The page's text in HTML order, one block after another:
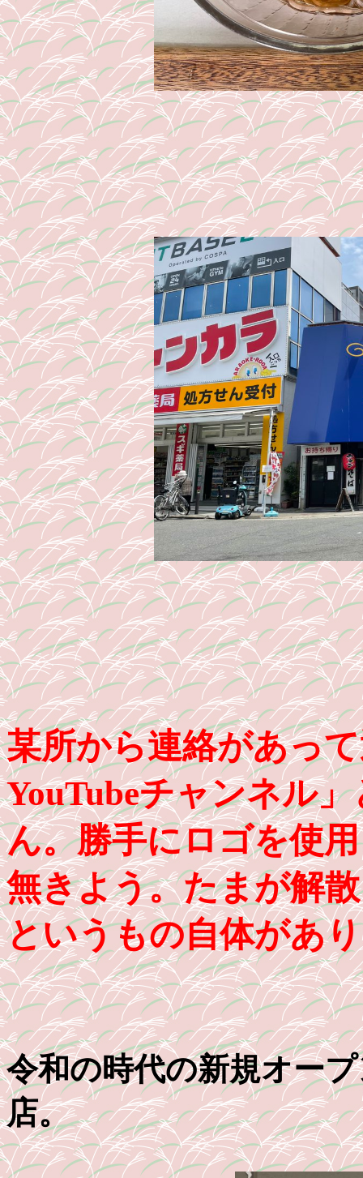
某所から連絡があっ
YouTubeチャンネル
ん。勝手にロゴを使
無きよう。たまが解
というもの自体があ
令和の時代の新規オー
店。